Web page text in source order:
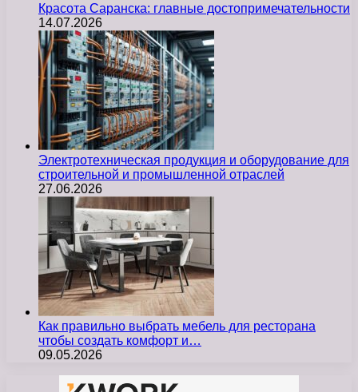
Красота Саранска: главные достопримечательности
14.07.2026
Электротехническая продукция и оборудование для
строительной и промышленной отраслей
27.06.2026
Как правильно выбрать мебель для ресторана
чтобы создать комфорт и…
09.05.2026